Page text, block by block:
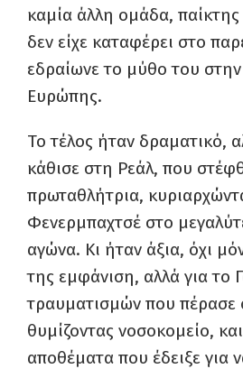
καμία άλλη ομάδα,
δεν είχε καταφέρει στο
εδραίωνε το μύθο του
Ευρώπης.
Το τέλος ήταν δραματικό,
κάθισε στη Ρεάλ, που
πρωταθλήτρια,
Φενερμπαχτσέ στο
αγώνα. Κι ήταν άξια, όχι
της εμφάνιση, αλλά για το
τραυματισμών που πέρασε
θυμίζοντας νοσοκομείο,
αποθέματα που έδειξε για